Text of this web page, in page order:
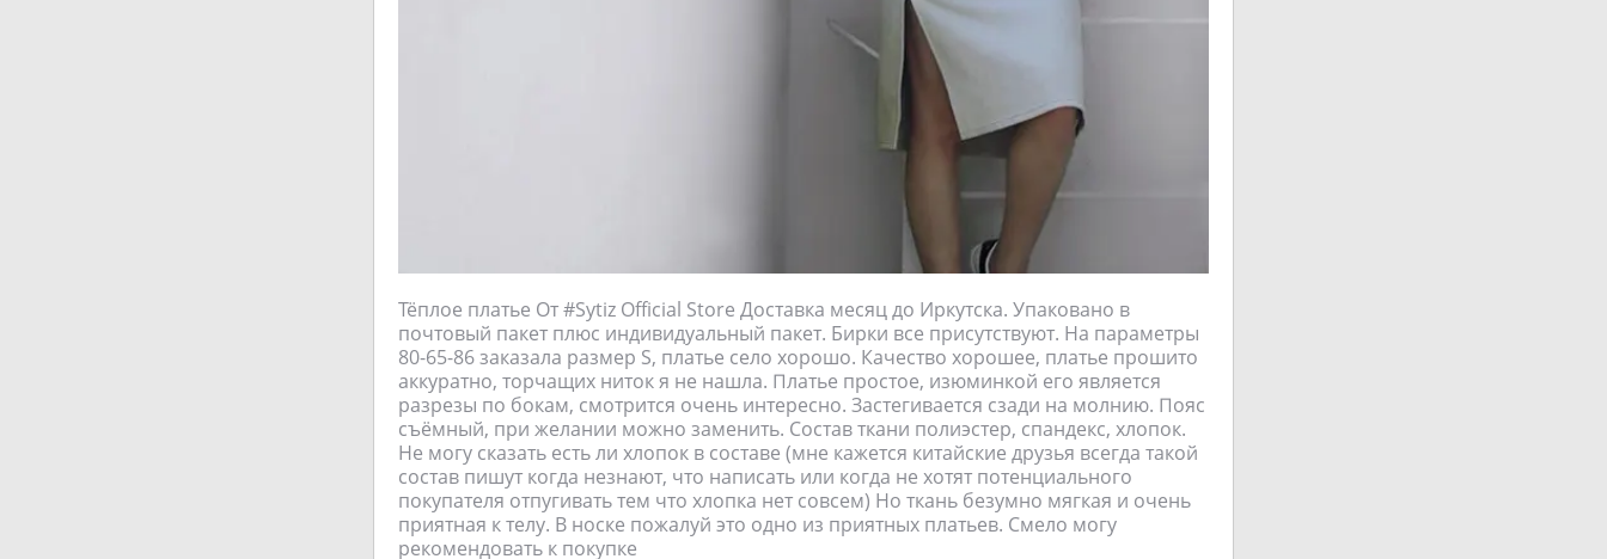
Тёплое платье От #Sytiz Official Store Доставка месяц до Иркутска. Упаковано в
почтовый пакет плюс индивидуальный пакет. Бирки все присутствуют. На параметры
80-65-86 заказала размер S, платье село хорошо. Качество хорошее, платье прошито
аккуратно, торчащих ниток я не нашла. Платье простое, изюминкой его является
разрезы по бокам, смотрится очень интересно. Застегивается сзади на молнию. Пояс
съёмный, при желании можно заменить. Состав ткани полиэстер, спандекс, хлопок.
Не могу сказать есть ли хлопок в составе (мне кажется китайские друзья всегда такой
состав пишут когда незнают, что написать или когда не хотят потенциального
покупателя отпугивать тем что хлопка нет совсем) Но ткань безумно мягкая и очень
приятная к телу. В носке пожалуй это одно из приятных платьев. Смело могу
рекомендовать к покупке